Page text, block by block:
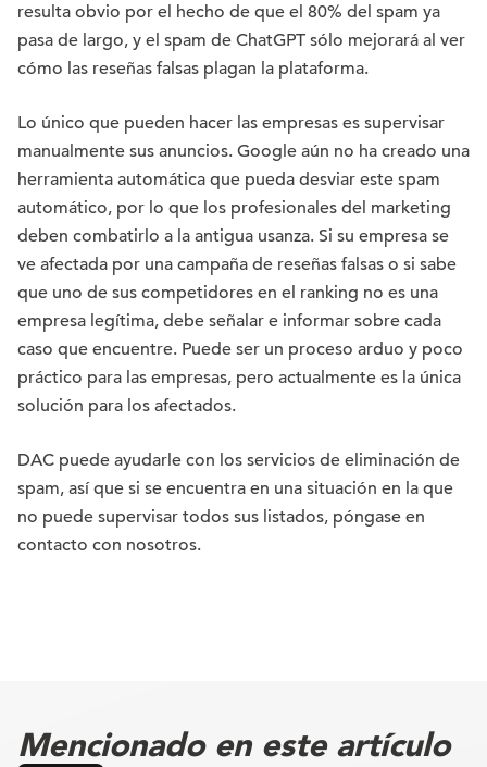
resulta obvio por el hecho de que el 80% del spam ya
pasa de largo, y el spam de ChatGPT sólo mejorará al ver
cómo las reseñas falsas plagan la plataforma.
Lo único que pueden hacer las empresas es supervisar
manualmente sus anuncios. Google aún no ha creado una
herramienta automática que pueda desviar este spam
automático, por lo que los profesionales del marketing
deben combatirlo a la antigua usanza. Si su empresa se
ve afectada por una campaña de reseñas falsas o si sabe
que uno de sus competidores en el ranking no es una
empresa legítima, debe señalar e informar sobre cada
caso que encuentre. Puede ser un proceso arduo y poco
práctico para las empresas, pero actualmente es la única
solución para los afectados.
DAC puede ayudarle con los servicios de eliminación de
spam, así que si se encuentra en una situación en la que
no puede supervisar todos sus listados, póngase en
contacto con nosotros.
Mencionado en este artículo